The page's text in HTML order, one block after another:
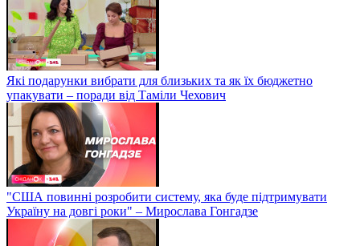
Які подарунки вибрати для близьких та як їх бюджетно
упакувати – поради від Таміли Чехович
"США повинні розробити систему, яка буде підтримувати
Україну на довгі роки" – Мирослава Гонгадзе